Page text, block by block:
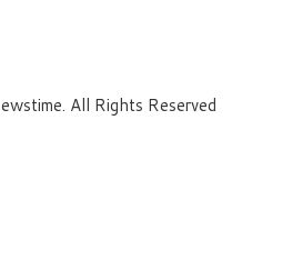
All Rights Reserved